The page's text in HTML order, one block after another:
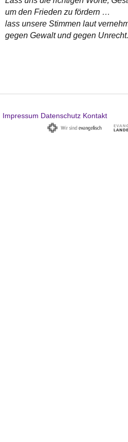
um den Frieden zu fördern …
lass unsere Stimmen laut
gegen Gewalt und gegen
Impressum Datenschutz Kontakt